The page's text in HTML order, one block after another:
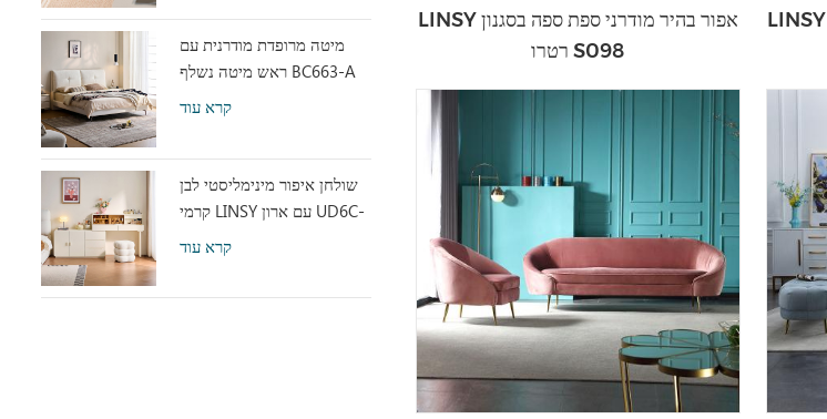
LINSY אפור בהיר מודרני ספת ספה בסגנון
רטרו S098
LINSY ריהוט לבית 3 מושבים ספת קטיפה
מיטה מרופדת מודרנית עם
ראש מיטה נשלף BC663-A
קרא עוד
שולחן איפור מינימליסטי לבן
קרמי LINSY עם ארון UD6C-
קרא עוד